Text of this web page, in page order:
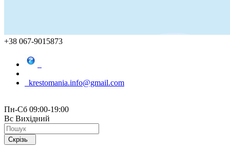
+38 067-9015873
krestomania.info@gmail.com
Пн-Сб 09:00-19:00
Вс Вихідний
Скрізь